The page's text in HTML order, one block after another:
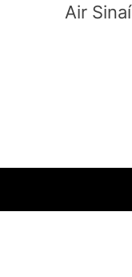
Air Sinaí